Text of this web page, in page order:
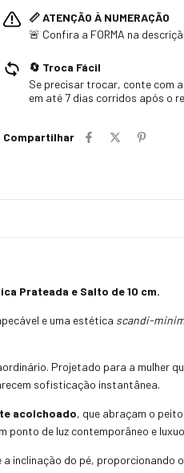
📏 ATENÇÃO À NUMERAÇÃO
🚨 Confira a FORMA na
🔄 Troca Fácil
Se precisar trocar, conte com
em até 7 dias corridos após o
Compartilhar
Prateada e Salto de 10 cm.
e uma estética scandi-
Projetado para a mulher
sofisticação instantânea.
acolchoado, que abraçam o
ponto de luz contemporâneo e
inclinação do pé, proporcionando